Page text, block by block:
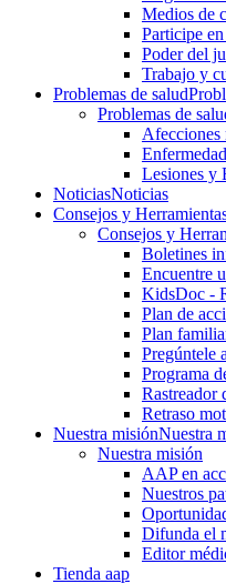
Medios de
Participe
Poder del
Trabajo y
Problemas de salud
Problemas de
Afecciones
Lesiones y
NoticiasNoticias
Consejos y
Consejos y
Boletines
Encuentre
KidsDoc -
Plan de
Plan
Pregúntele
Programa
Rastre​​ador
Retraso
Nuestra misiónNuestra
Nuestra misión
AAP en
Nuestros
Difunda el
Editor
Tienda aap